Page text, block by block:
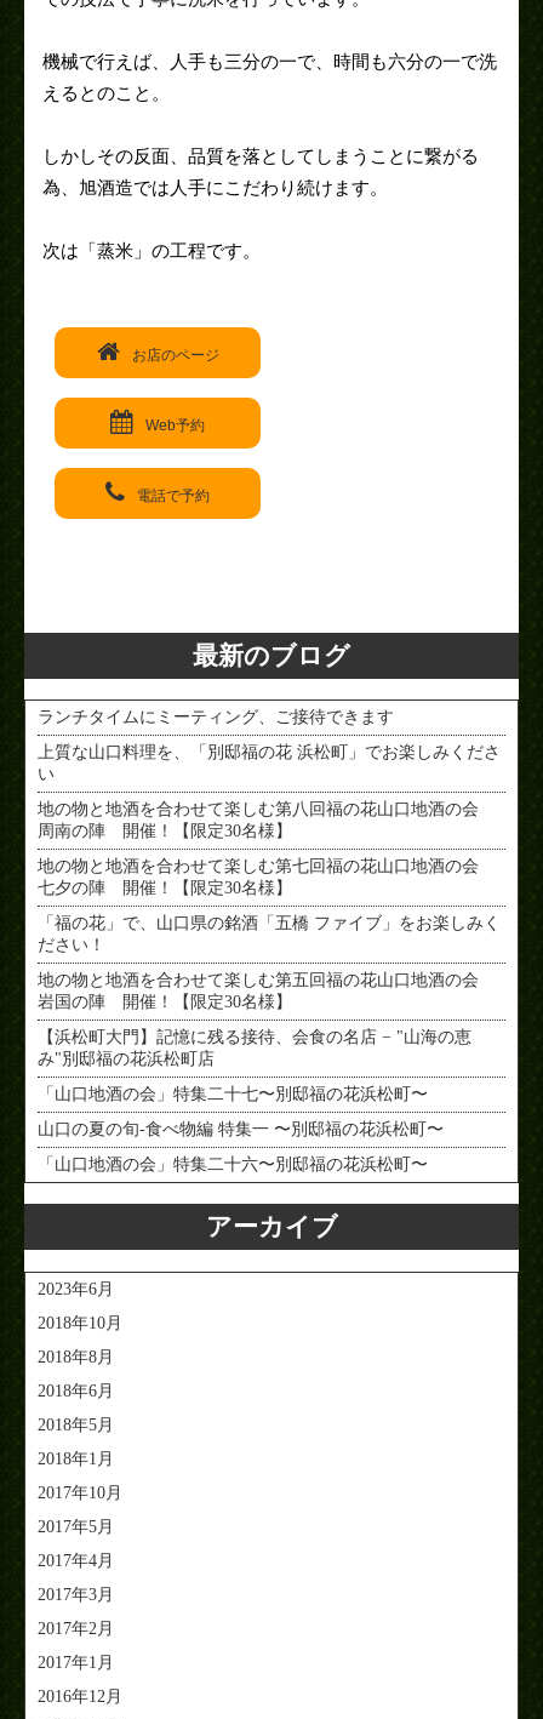
機械で行えば、人手も三分の一で、時間も六分の一で洗
えるとのこと。
しかしその反面、品質を落としてしまうことに繋がる
為、旭酒造では人手にこだわり続けます。
次は「蒸米」の工程です。
お店のページ
Web予約
電話で予約
最新のブログ
ランチタイムにミーティング、ご接待できます
上質な山口料理を、「別邸福の花 浜松町」でお楽しみくださ
い
地の物と地酒を合わせて楽しむ第八回福の花山口地酒の会
周南の陣 開催！【限定30名様】
地の物と地酒を合わせて楽しむ第七回福の花山口地酒の会
七夕の陣 開催！【限定30名様】
「福の花」で、山口県の銘酒「五橋 ファイブ」をお楽しみく
ださい！
地の物と地酒を合わせて楽しむ第五回福の花山口地酒の会
岩国の陣 開催！【限定30名様】
【浜松町大門】記憶に残る接待、会食の名店 − "山海の恵
み"別邸福の花浜松町店
「山口地酒の会」特集二十七〜別邸福の花浜松町〜
山口の夏の旬-食べ物編 特集一 〜別邸福の花浜松町〜
「山口地酒の会」特集二十六〜別邸福の花浜松町〜
アーカイブ
2023年6月
2018年10月
2018年8月
2018年6月
2018年5月
2018年1月
2017年10月
2017年5月
2017年4月
2017年3月
2017年2月
2017年1月
2016年12月